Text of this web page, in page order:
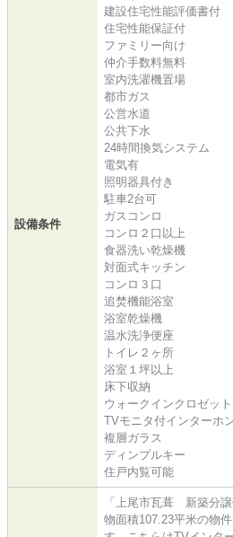
設備条件
建設住宅性能評価書付
住宅性能保証付
ファミリー向け
仲介手数料無料
室内洗濯機置場
都市ガス
公営水道
公共下水
24時間換気システム
電気有
照明器具付き
駐車2台可
ガスコンロ
コンロ２口以上
食器洗い乾燥機
対面式キッチン
コンロ３口
追焚機能浴室
浴室乾燥機
温水洗浄便座
トイレ２ヶ所
浴室１坪以上
床下収納
ウォークインクロゼット
TVモニタ付インターホ
複層ガラス
ディンプルキー
住戸内覧可能
「上尾市瓦葺 新築分
物面積107.23平米の物